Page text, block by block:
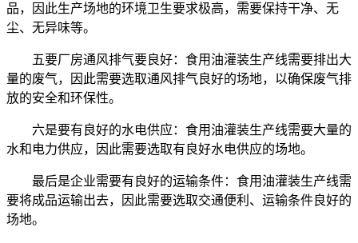
品，因此生产场地的环境卫生要求极高，需要保持干净、无
尘、无异味等。
五要厂房通风排气要良好：食用油灌装生产线需要排出大
量的废气，因此需要选取通风排气良好的场地，以确保废气排
放的安全和环保性。
六是要有良好的水电供应：食用油灌装生产线需要大量的
水和电力供应，因此需要选取有良好水电供应的场地。
最后是企业需要有良好的运输条件：食用油灌装生产线需
要将成品运输出去，因此需要选取交通便利、运输条件良好的
场地。